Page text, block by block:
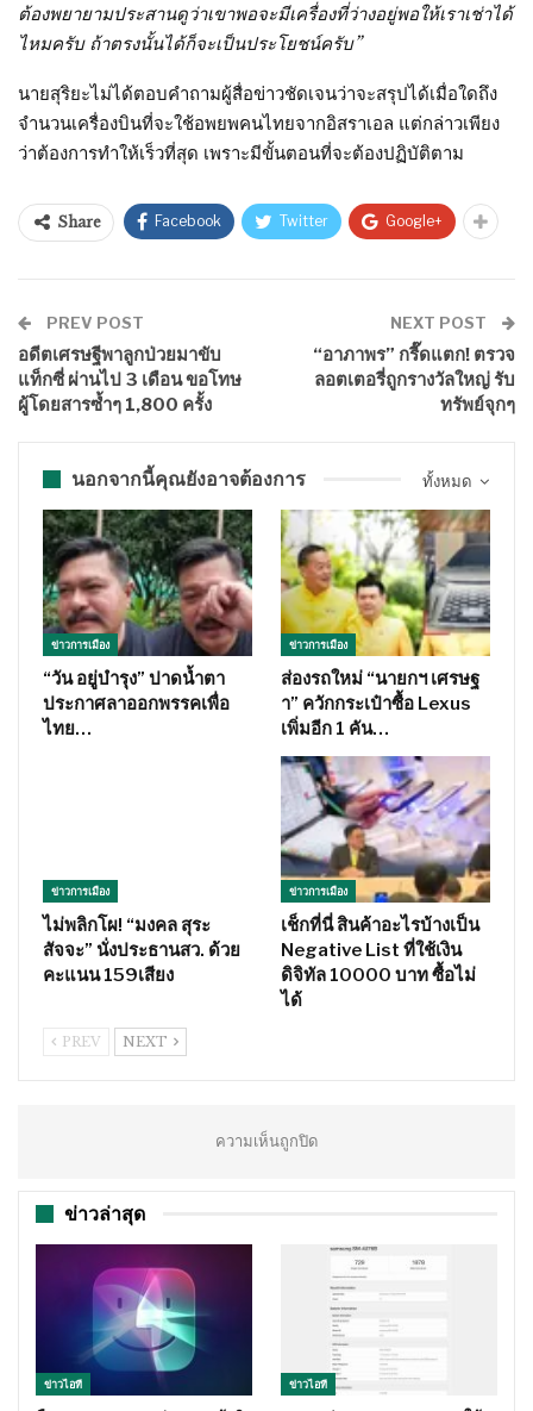
ต้องพยายามประสานดูว่าเขาพอจะมีเครื่องที่ว่างอยู่พอให้เราเช่าได้
ไหมครับ ถ้าตรงนั้นได้ก็จะเป็นประโยชน์ครับ”
นายสุริยะไม่ได้ตอบคำถามผู้สื่อข่าวชัดเจนว่าจะสรุปได้เมื่อใดถึง
จำนวนเครื่องบินที่จะใช้อพยพคนไทยจากอิสราเอล แต่กล่าวเพียง
ว่าต้องการทำให้เร็วที่สุด เพราะมีขั้นตอนที่จะต้องปฏิบัติตาม
Share Facebook Twitter Google+
PREV POST
อดีตเศรษฐีพาลูกป่วยมาขับ
แท็กซี่ ผ่านไป 3 เดือน ขอโทษ
ผู้โดยสารซ้ำๆ 1,800 ครั้ง
NEXT POST
“อาภาพร” กรี๊ดแตก! ตรวจ
ลอตเตอรี่ถูกรางวัลใหญ่ รับ
ทรัพย์จุกๆ
ทั้งหมด
นอกจากนี้คุณยังอาจต้องการ
ข่าวการเมือง
“วัน อยู่บำรุง” ปาดน้ำตา
ประกาศลาออกพรรคเพื่อ
ไทย…
ข่าวการเมือง
ส่องรถใหม่ “นายกฯ เศรษฐ
า” ควักกระเป๋าซื้อ Lexus
เพิ่มอีก 1 คัน…
ข่าวการเมือง
ไม่พลิกโผ! “มงคล สุระ
สัจจะ” นั่งประธานสว. ด้วย
คะแนน 159เสียง
ข่าวการเมือง
เช็กที่นี่ สินค้าอะไรบ้างเป็น
Negative List ที่ใช้เงิน
ดิจิทัล 10000 บาท ซื้อไม่
ได้
PREV NEXT
ความเห็นถูกปิด
ข่าวล่าสุด
ข่าวไอที ข่าวไอที